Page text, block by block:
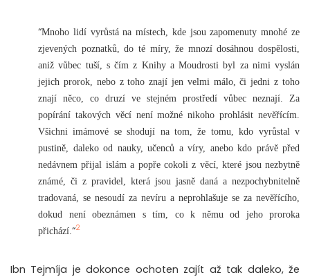
“Mnoho lidí vyrůstá na místech, kde jsou zapomenuty mnohé ze
zjevených poznatků, do té míry, že mnozí dosáhnou dospělosti,
aniž vůbec tuší, s čím z Knihy a Moudrosti byl za nimi vyslán
jejich prorok, nebo z toho znají jen velmi málo, či jedni z toho
znají něco, co druzí ve stejném prostředí vůbec neznají. Za
popírání takových věcí není možné nikoho prohlásit nevěřícím.
Všichni imámové se shodují na tom, že tomu, kdo vyrůstal v
pustině, daleko od nauky, učenců a víry, anebo kdo právě před
nedávnem přijal islám a popře cokoli z věcí, které jsou nezbytně
známé, či z pravidel, která jsou jasně daná a nezpochybnitelně
tradovaná, se nesoudí za nevíru a neprohlašuje se za nevěřícího,
dokud není obeznámen s tím, co k němu od jeho proroka
přichází. “2
Ibn Tejmíja je dokonce ochoten zajít až tak daleko, že